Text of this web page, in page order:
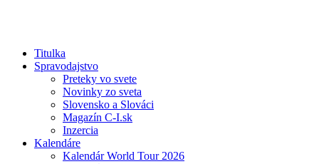
Titulka
Spravodajstvo
Preteky vo svete
Novinky zo sveta
Slovensko a Slováci
Magazín C-I.sk
Inzercia
Kalendáre
Kalendár World Tour 2026